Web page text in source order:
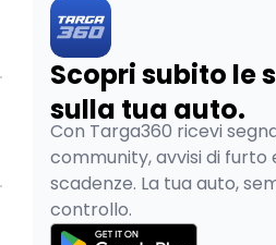
Scopri subito le
sulla tua auto.
Con Targa360 ricevi
community, avvisi di furto
scadenze. La tua auto,
controllo.